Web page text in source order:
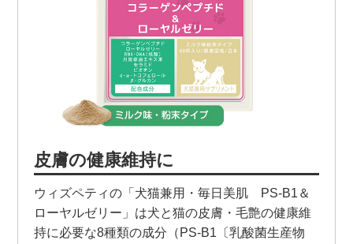
皮膚の健康維持に
ウィズペティの「犬猫兼用・毎日美肌 PS-B1＆
ローヤルゼリー」は犬と猫の皮膚・毛艶の健康維
持に必要な8種類の成分（PS-B1〔乳酸菌生産物